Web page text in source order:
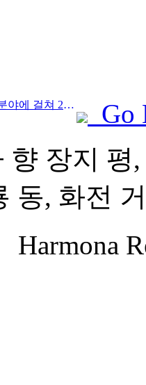
Prev:문화관광부: 7개 주요 분야에 걸쳐 22개의 테마 활동을 시작합니다
Go
향 장지
동, 화전
Harmona